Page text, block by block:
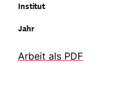
Institut
Jahr
Arbeit als PDF